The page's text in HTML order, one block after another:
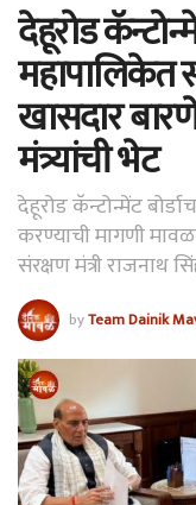
देहूरोड
महापालिकेत
खासदार
मंत्र्यांची भेट
देहूरोड कॅन्टोन्मेंट
करण्याची मागणी
संरक्षण मंत्री राजनाथ
byTeam Dainik